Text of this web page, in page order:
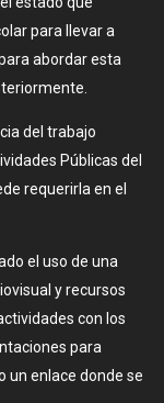
para llevar a
abordar esta
del trabajo
Públicas del
requerirla en el
el uso de una
y recursos
con los
para
un enlace donde se